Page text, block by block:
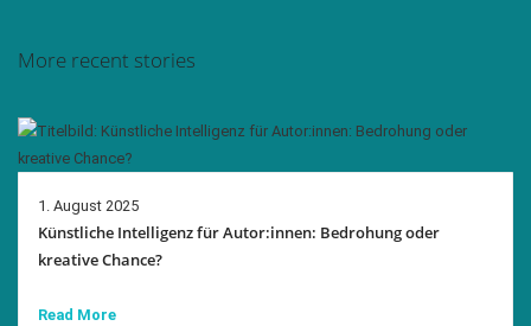
More recent stories
1. August 2025
Künstliche Intelligenz für Autor:innen: Bedrohung oder
kreative Chance?
Read More